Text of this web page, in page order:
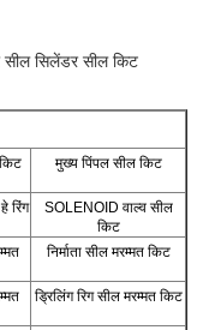
सील सिलेंडर सील किट
मुख्य पिंपल सील किट
रिंग
SOLENOID वाल्व सील
किट
निर्माता सील मरम्मत किट
ड्रिलिंग रिग सील मरम्मत किट